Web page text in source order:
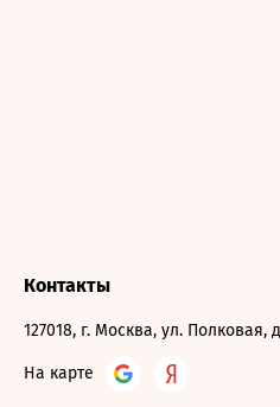
Контакты
127018, г. Москва, ул. Полковая,
На карте